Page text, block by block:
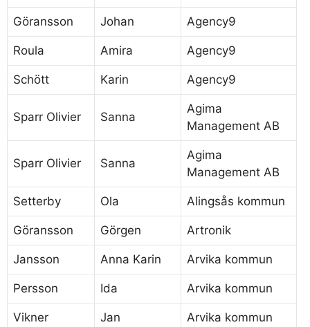
Göransson Johan Agency9
Roula Amira Agency9
Schött Karin Agency9
Sparr Olivier Sanna
Agima
Management AB
Sparr Olivier Sanna
Agima
Management AB
Setterby Ola Alingsås kommun
Göransson Görgen Artronik
Jansson Anna Karin Arvika kommun
Persson Ida Arvika kommun
Vikner Jan Arvika kommun